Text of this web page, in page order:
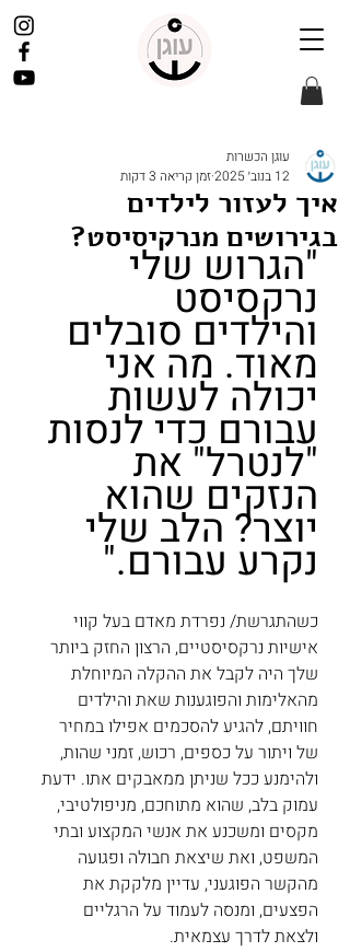
איך לעזור לילדים
בגירושים מנרקיסיסט?
עוגן הכשרות
12 בנוב׳ 2025
זמן קריאה 3 דקות
"הגרוש שלי
נרקסיסט
והילדים סובלים
מאוד. מה אני
יכולה לעשות
עבורם כדי לנסות
"לנטרל" את
הנזקים שהוא
יוצר? הלב שלי
נקרע עבורם."
כשהתגרשת/ נפרדת מאדם בעל קווי
אישיות נרקסיסטיים, הרצון החזק ביותר
שלך היה לקבל את ההקלה המיוחלת
מהאלימות והפוגענות שאת והילדים
חוויתם, להגיע להסכמים אפילו במחיר
של ויתור על כספים, רכוש, זמני שהות,
ולהימנע ככל שניתן ממאבקים אתו. ידעת
עמוק בלב, שהוא מתוחכם, מניפולטיבי,
מקסים ומשכנע את אנשי המקצוע ובתי
המשפט, ואת שיצאת חבולה ופגועה
מהקשר הפוגעני, עדיין מלקקת את
הפצעים, ומנסה לעמוד על הרגליים
ולצאת לדרך עצמאית.